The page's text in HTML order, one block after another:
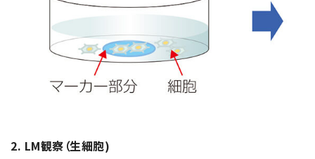
半導体関連機器
電子ビーム描画装置 (可変・スポット)
ライフサイエンス解析装置
クライオ電子顕微鏡
走査電子顕微鏡 (SEM)
JEOL STATION
2. LM観察（生細胞)